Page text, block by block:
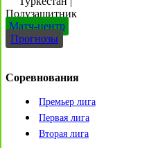
Полузащитник
Матч-центр
Прогнозы
Соревнования
Премьер лига
Первая лига
Вторая лига